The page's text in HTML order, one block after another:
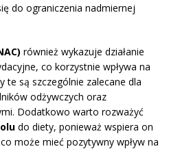
do ograniczenia nadmiernej
również wykazuje działanie
co korzystnie wpływa na
te są szczególnie zalecane dla
odżywczych oraz
Dodatkowo warto rozważyć
do diety, ponieważ wspiera on
może mieć pozytywny wpływ na